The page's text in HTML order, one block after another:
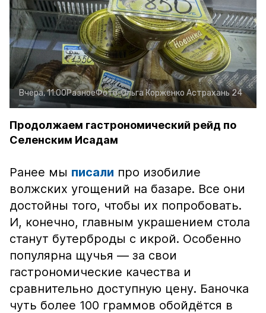
Вчера, 11:00РазноеФото:Ольга Корженко Астрахань 24
Продолжаем гастрономический рейд по
Селенским Исадам
Ранее мы писали про изобилие
волжских угощений на базаре. Все они
достойны того, чтобы их попробовать.
И, конечно, главным украшением стола
станут бутерброды с икрой. Особенно
популярна щучья — за свои
гастрономические качества и
сравнительно доступную цену. Баночка
чуть более 100 граммов обойдётся в